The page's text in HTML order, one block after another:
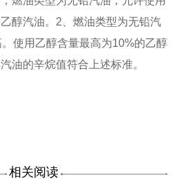
醇汽油。2、燃油类型为无铅汽
使用乙醇含量最高为10%的乙醇
油的辛烷值符合上述标准。
相关阅读